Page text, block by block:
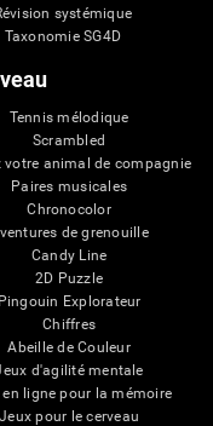
systémique
Taxonomie SG4D
Tennis mélodique
Scrambled
votre animal de compagnie
Paires musicales
Chronocolor
de grenouille
Candy Line
2D Puzzle
Pingouin Explorateur
Chiffres
Abeille de Couleur
d'agilité mentale
ligne pour la mémoire
Jeux pour le cerveau